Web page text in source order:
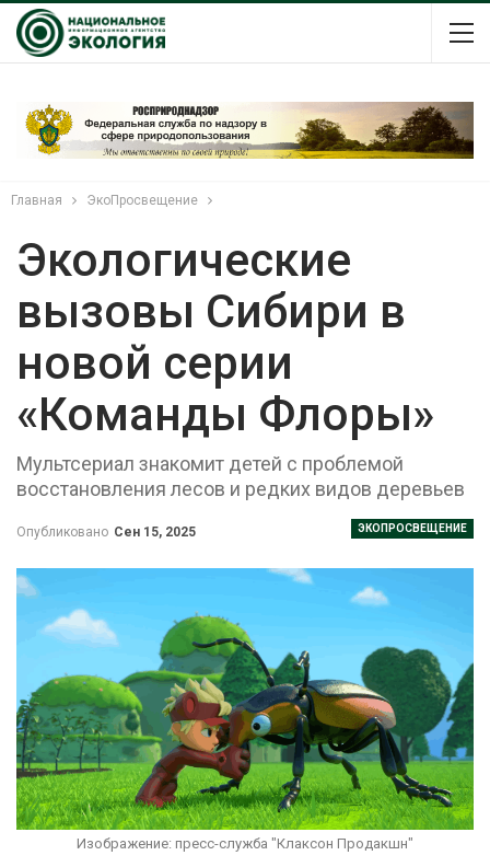
Главная ЭкоПросвещение
Экологические
вызовы Сибири в
новой серии
«Команды Флоры»
Мультсериал знакомит детей с проблемой
восстановления лесов и редких видов деревьев
ЭКОПРОСВЕЩЕНИЕ
Опубликовано Сен 15, 2025
Изображение: пресс-служба "Клаксон Продакшн"